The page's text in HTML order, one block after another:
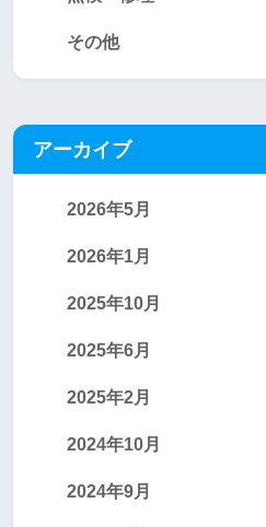
その他
アーカイブ
2026年5月
2026年1月
2025年10月
2025年6月
2025年2月
2024年10月
2024年9月